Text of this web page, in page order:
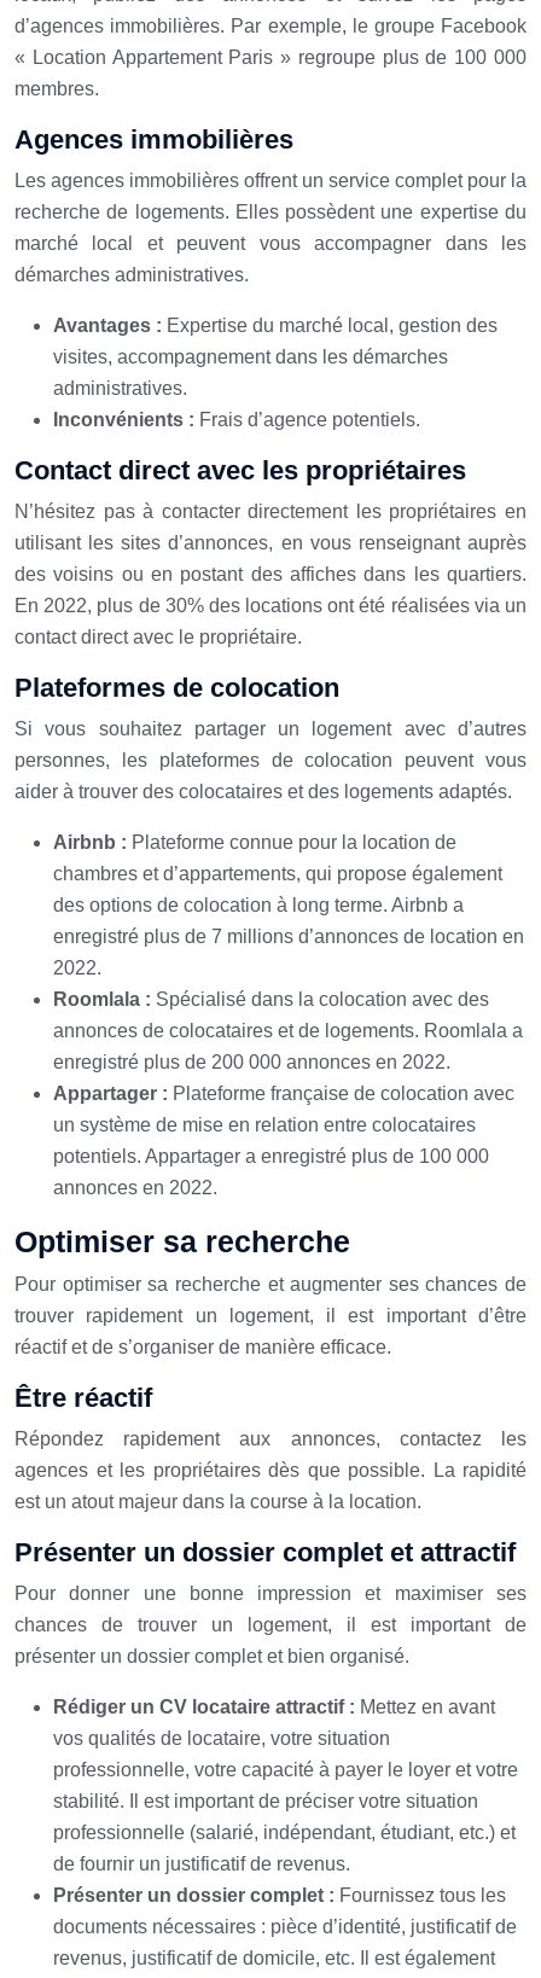
d’agences immobilières. Par exemple, le groupe Facebook
« Location Appartement Paris » regroupe plus de 100 000
membres.
Agences immobilières
Les agences immobilières offrent un service complet pour la
recherche de logements. Elles possèdent une expertise du
marché local et peuvent vous accompagner dans les
démarches administratives.
Avantages : Expertise du marché local, gestion des
visites, accompagnement dans les démarches
administratives.
Inconvénients : Frais d’agence potentiels.
Contact direct avec les propriétaires
N’hésitez pas à contacter directement les propriétaires en
utilisant les sites d’annonces, en vous renseignant auprès
des voisins ou en postant des affiches dans les quartiers.
En 2022, plus de 30% des locations ont été réalisées via un
contact direct avec le propriétaire.
Plateformes de colocation
Si vous souhaitez partager un logement avec d’autres
personnes, les plateformes de colocation peuvent vous
aider à trouver des colocataires et des logements adaptés.
Airbnb : Plateforme connue pour la location de
chambres et d’appartements, qui propose également
des options de colocation à long terme. Airbnb a
enregistré plus de 7 millions d’annonces de location en
2022.
Roomlala : Spécialisé dans la colocation avec des
annonces de colocataires et de logements. Roomlala a
enregistré plus de 200 000 annonces en 2022.
Appartager : Plateforme française de colocation avec
un système de mise en relation entre colocataires
potentiels. Appartager a enregistré plus de 100 000
annonces en 2022.
Optimiser sa recherche
Pour optimiser sa recherche et augmenter ses chances de
trouver rapidement un logement, il est important d’être
réactif et de s’organiser de manière efficace.
Être réactif
Répondez rapidement aux annonces, contactez les
agences et les propriétaires dès que possible. La rapidité
est un atout majeur dans la course à la location.
Présenter un dossier complet et attractif
Pour donner une bonne impression et maximiser ses
chances de trouver un logement, il est important de
présenter un dossier complet et bien organisé.
Rédiger un CV locataire attractif : Mettez en avant
vos qualités de locataire, votre situation
professionnelle, votre capacité à payer le loyer et votre
stabilité. Il est important de préciser votre situation
professionnelle (salarié, indépendant, étudiant, etc.) et
de fournir un justificatif de revenus.
Présenter un dossier complet : Fournissez tous les
documents nécessaires : pièce d’identité, justificatif de
revenus, justificatif de domicile, etc. Il est également